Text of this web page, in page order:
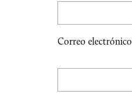
Correo electrónico